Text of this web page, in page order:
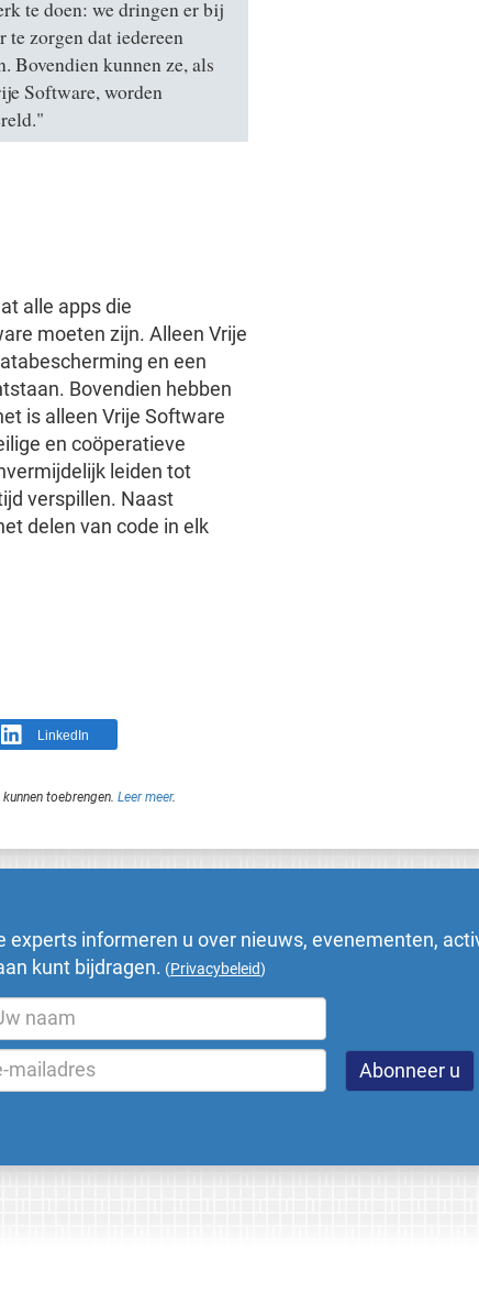
te doen: we dringen er bij
te zorgen dat iedereen
Bovendien kunnen ze, als
Software, worden
alle apps die
moeten zijn. Alleen Vrije
en een
Bovendien hebben
is alleen Vrije Software
en coöperatieve
leiden tot
verspillen. Naast
delen van code in elk
LinkedIn
toebrengen. Leer meer.
experts informeren u over nieuws, evenementen,
kunt bijdragen. (Privacybeleid)